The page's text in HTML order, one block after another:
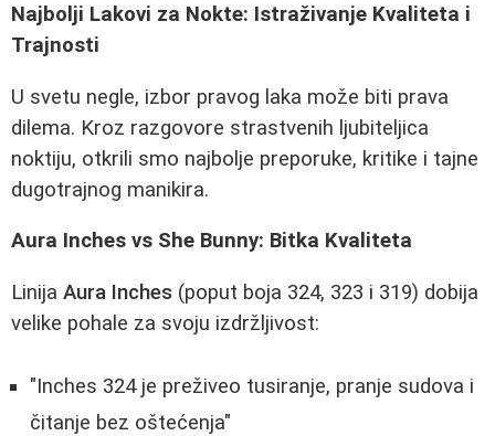
Najbolji Lakovi za Nokte: Istraživanje Kvaliteta i
Trajnosti
U svetu negle, izbor pravog laka može biti prava
dilema. Kroz razgovore strastvenih ljubiteljica
noktiju, otkrili smo najbolje preporuke, kritike i tajne
dugotrajnog manikira.
Aura Inches vs She Bunny: Bitka Kvaliteta
Linija Aura Inches (poput boja 324, 323 i 319) dobija
velike pohale za svoju izdržljivost:
"Inches 324 je preživeo tusiranje, pranje sudova i
čitanje bez oštećenja"